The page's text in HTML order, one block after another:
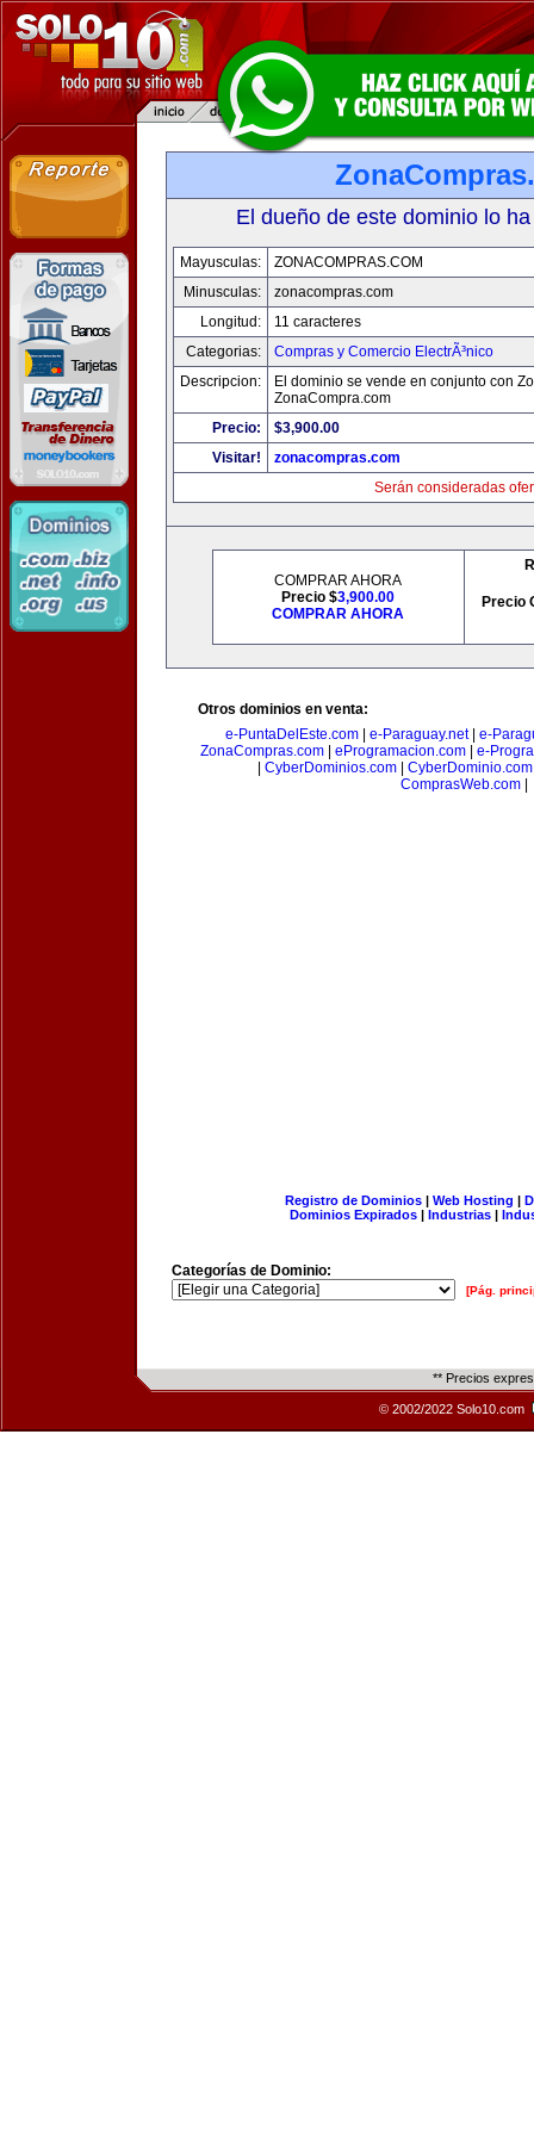
El dueño de este dominio lo
Mayusculas:
ZONACOMPRAS.COM
Minusculas:
zonacompras.com
Longitud:
11 caracteres
Categorias:
Compras y Comercio ElectrÃ³nico
Descripcion:
El dominio se vende en conjunto con
ZonaCompra.com
Precio:
$3,900.00
Visitar!
zonacompras.com
Serán consideradas
COMPRAR AHORA
Precio $3,900.00
COMPRAR AHORA
Precio
Otros dominios en venta:
e-PuntaDelEste.com
e-Paraguay.net| e-
ZonaCompras.com
eProgramacion.com
e-
CyberDominios.com| CyberDominio.com
ComprasWeb.com|
Registro de Dominios| Web Hosting |
Dominios Expirados | Industrias |
Categorías de Dominio:
[Pág.
** Precios
© 2002/2022 Solo10.com